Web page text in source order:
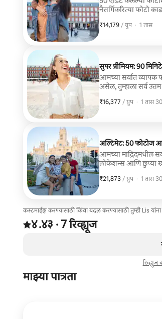
नैसर्गिकरित्या फोटो
सल्ल्यासह सल्लामसलत,
आरामदायी सेशन यांचा
₹14,179 / ग्रुप
₹14,179, प्रति ग्रुप
, · 1 तास
सुपर प्रीमियम: 90 मिनिटे
आमच्या सर्वात व्यापक
असेल, तुम्हाला सर्व
₹16,377 / ग्रुप
₹16,377, प्रति ग्रुप
, · 1 तास
अल्टिमेट: 50 फोटोज
आमच्या माद्रिदमधील
लोकेशन्स आणि छुप्या
त्यात पर्यायी पोशाख
तसेच 30-सेकंदांचा
₹21,873 / ग्रुप
₹21,873, प्रति ग्रुप
, · 1 तास
कस्टमाईझ करण्यासाठी किंवा बदल करण्यासाठी तुम्ही Lis
7 रिव्ह्यूजमधून 5 पैकी ४.४३ स्टार्स रेटिंग आहे
४.४३
,
·7 रिव्ह्यूज
माझ्या पात्रता